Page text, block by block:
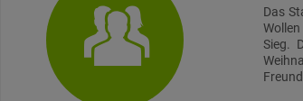
Das
Sieg.